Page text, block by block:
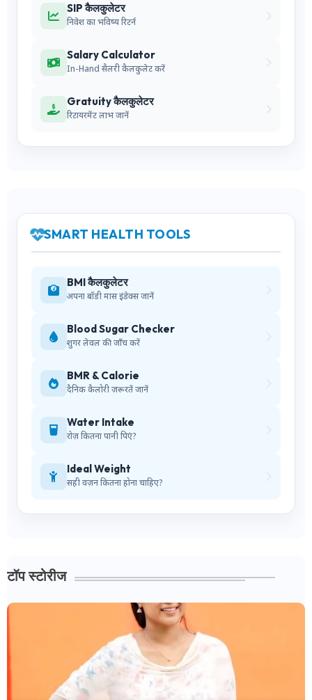
SIP कैलकुलेटर
निवेश का भविष्य रिटर्न
Salary Calculator
In-Hand सैलरी कैलकुलेट करें
Gratuity कैलकुलेटर
रिटायरमेंट लाभ जानें
SMART HEALTH TOOLS
BMI कैलकुलेटर
अपना बॉडी मास इंडेक्स जानें
Blood Sugar Checker
शुगर लेवल की जाँच करें
BMR & Calorie
दैनिक कैलोरी ज़रूरतें जानें
Water Intake
रोज़ कितना पानी पिएं?
Ideal Weight
सही वज़न कितना होना चाहिए?
टॉप स्टोरीज